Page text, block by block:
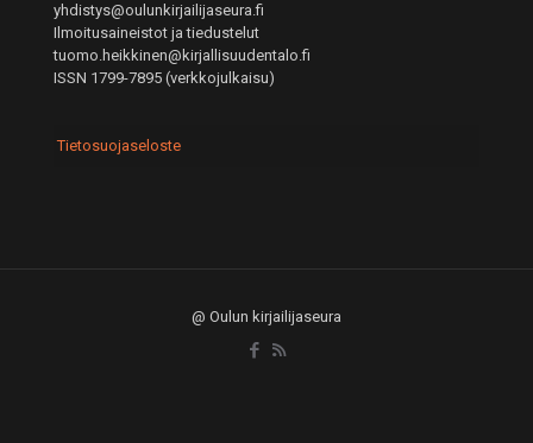
yhdistys@oulunkirjailijaseura.fi
Ilmoitusaineistot ja tiedustelut
tuomo.heikkinen@kirjallisuudentalo.fi
ISSN 1799-7895 (verkkojulkaisu)
Tietosuojaseloste
@ Oulun kirjailijaseura